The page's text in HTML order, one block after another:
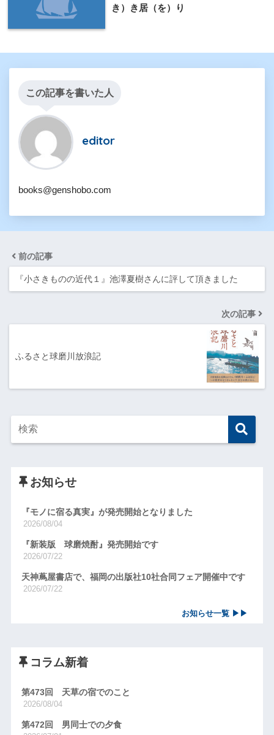
き）き居（を）り
この記事を書いた人
editor
books@genshobo.com
前の記事
『小さきものの近代１』池澤夏樹さんに評して頂きました
次の記事
ふるさと球磨川放浪記
お知らせ
『モノに宿る真実』が発売開始となりました
2026/08/04
『新装版 球磨焼酎』発売開始です
2026/07/22
天神蔦屋書店で、福岡の出版社10社合同フェア開催中です
2026/07/22
お知らせ一覧 ▶▶
コラム新着
第473回 天草の宿でのこと
2026/08/04
第472回 男同士での夕食